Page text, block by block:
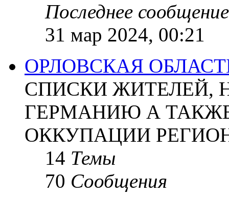
Последнее сообщение
31 мар 2024, 00:21
ОРЛОВСКАЯ
СПИСКИ ЖИТЕЛЕЙ,
ГЕРМАНИЮ А
ОККУПАЦИИ
14 Темы
70 Сообщения